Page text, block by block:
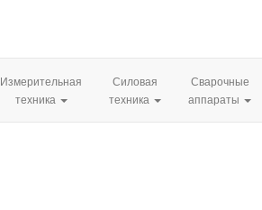
Измерительная
техника
Силовая
техника
Сварочные
аппараты